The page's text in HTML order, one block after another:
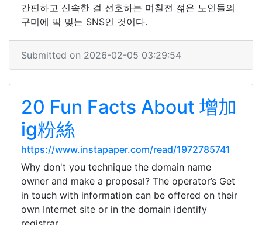
간편하고 신속한 걸 선호하는 며칠전 젊은 노인들의
구미에 딱 맞는 SNS인 것이다.
Submitted on 2026-02-05 03:29:54
20 Fun Facts About 增加
ig粉絲
https://www.instapaper.com/read/1972785741
Why don't you technique the domain name
owner and make a proposal? The operator’s Get
in touch with information can be offered on their
own Internet site or in the domain identify